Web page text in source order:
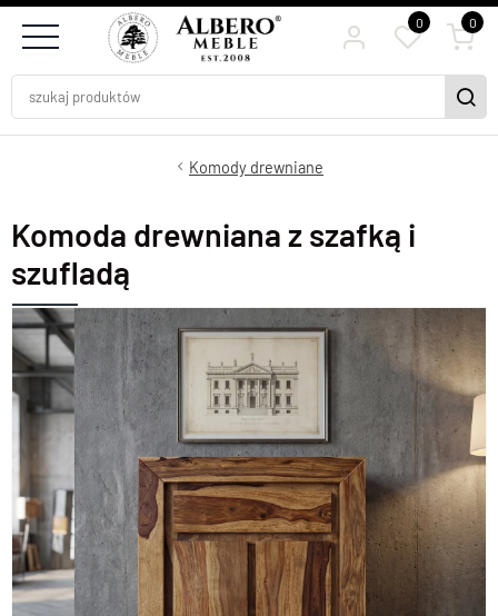
0 0
Komody drewniane
Komoda drewniana z szafką i
szufladą